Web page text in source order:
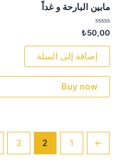
مابين البارحة و غداً
تم
التقييم
0
₺50,00
إضافة إلى السلة
Buy now
→
1
2
3